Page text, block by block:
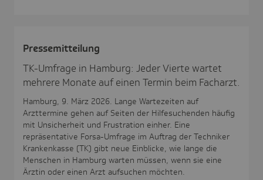
Pres­se­mit­tei­lung
TK-Umfrage in Hamburg: Jeder Vierte wartet
mehrere Monate auf einen Termin beim Facharzt.
Hamburg, 9. März 2026. Lange Wartezeiten auf
Arzttermine gehen auf Seiten der Hilfesuchenden häufig
mit Unsicherheit und Frustration einher. Eine
repräsentative Forsa-Umfrage im Auftrag der Techniker
Krankenkasse (TK) gibt neue Einblicke, wie lange die
Menschen in Hamburg warten müssen, wenn sie eine
Ärztin oder einen Arzt aufsuchen möchten.